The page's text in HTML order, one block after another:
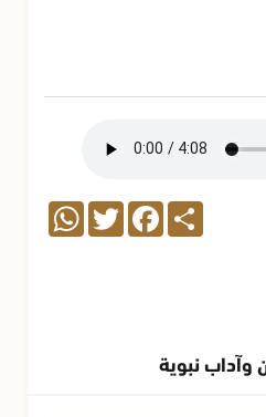
Share
Facebook
Twitter
WhatsApp
نبوية